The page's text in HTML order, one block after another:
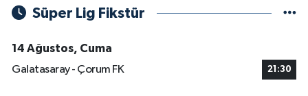
Süper Lig Fikstür
14 Ağustos, Cuma
Galatasaray - Çorum FK
21:30